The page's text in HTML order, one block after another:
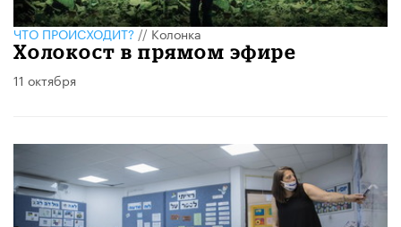
ЧТО ПРОИСХОДИТ?//Колонка
Холокост в прямом эфире
11 октября